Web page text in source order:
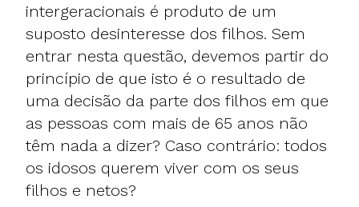
intergeracionais é produto de um
suposto desinteresse dos filhos. Sem
entrar nesta questão, devemos partir do
princípio de que isto é o resultado de
uma decisão da parte dos filhos em que
as pessoas com mais de 65 anos não
têm nada a dizer? Caso contrário: todos
os idosos querem viver com os seus
filhos e netos?